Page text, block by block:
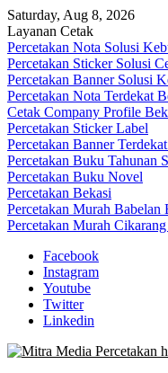
Skip
to
content
Saturday, Aug 8, 2026
Layanan Cetak
Percetakan Nota Solusi
Percetakan Sticker Solusi
Percetakan Banner Solusi
Percetakan Nota Terdekat
Cetak Company Profile
Percetakan Sticker Label
Percetakan Banner
Percetakan Buku Tahunan
Percetakan Buku Novel
Percetakan Bekasi
Percetakan Murah Babelan
Percetakan Murah
Facebook
Instagram
Youtube
Twitter
Linkedin